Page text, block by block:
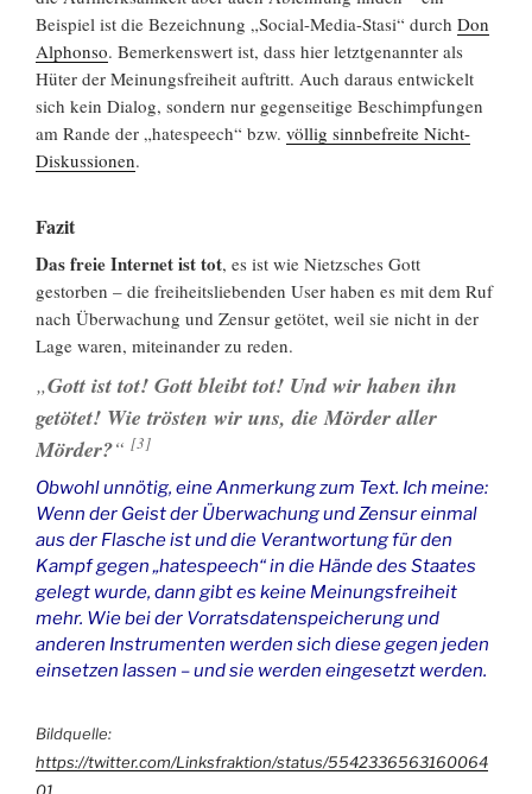
Beispiel ist die Bezeichnung „Social-Media-Stasi“ durch Don
Alphonso. Bemerkenswert ist, dass hier letztgenannter als
Hüter der Meinungsfreiheit auftritt. Auch daraus entwickelt
sich kein Dialog, sondern nur gegenseitige Beschimpfungen
am Rande der „hatespeech“ bzw. völlig sinnbefreite Nicht-
Diskussionen.
Fazit
Das freie Internet ist tot, es ist wie Nietzsches Gott
gestorben – die freiheitsliebenden User haben es mit dem Ruf
nach Überwachung und Zensur getötet, weil sie nicht in der
Lage waren, miteinander zu reden.
„Gott ist tot! Gott bleibt tot! Und wir haben ihn
getötet! Wie trösten wir uns, die Mörder aller
Mörder?“ [3]
Obwohl unnötig, eine Anmerkung zum Text. Ich meine:
Wenn der Geist der Überwachung und Zensur einmal
aus der Flasche ist und die Verantwortung für den
Kampf gegen „hatespeech“ in die Hände des Staates
gelegt wurde, dann gibt es keine Meinungsfreiheit
mehr. Wie bei der Vorratsdatenspeicherung und
anderen Instrumenten werden sich diese gegen jeden
einsetzen lassen – und sie werden eingesetzt werden.
Bildquelle:
https://twitter.com/Linksfraktion/status/5542336563160064
01